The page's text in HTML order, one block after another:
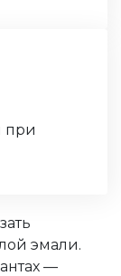
при
эмали.
—